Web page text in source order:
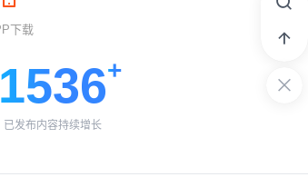
下载
1536
已发布内容持续增长